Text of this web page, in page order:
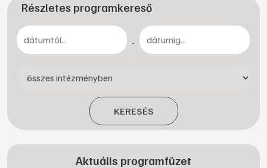
Részletes programkereső
-
KERESÉS
Aktuális programfüzet